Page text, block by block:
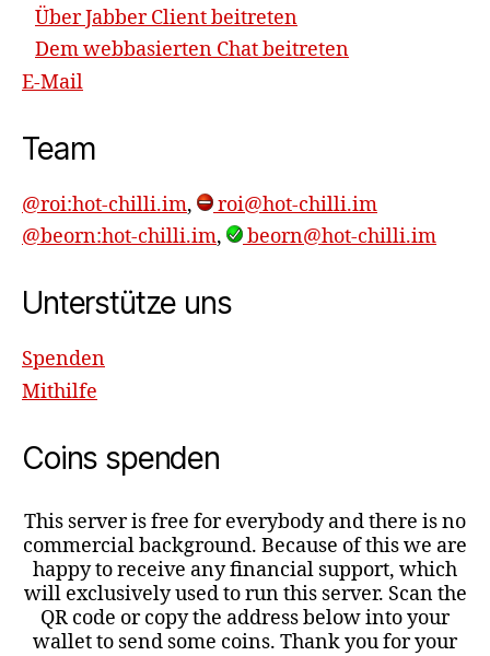
Über Jabber Client beitreten
Dem webbasierten Chat beitreten
E-Mail
Team
@roi:hot-chilli.im,
roi@hot-chilli.im
@beorn:hot-chilli.im, beorn@hot-chilli.im
Unterstütze uns
Spenden
Mithilfe
Coins spenden
This server is free for everybody and there is no
commercial background. Because of this we are
happy to receive any financial support, which
will exclusively used to run this server. Scan the
QR code or copy the address below into your
wallet to send some coins. Thank you for your